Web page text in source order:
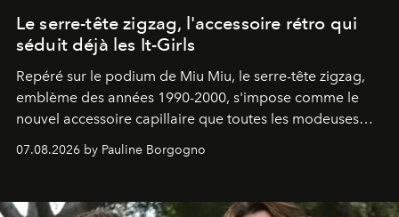
Le serre-tête zigzag, l'accessoire rétro qui
séduit déjà les It-Girls
Repéré sur le podium de Miu Miu, le serre-tête zigzag,
emblème des années 1990-2000, s'impose comme le
nouvel accessoire capillaire que toutes les modeuses
07.08.2026 by Pauline Borgogno